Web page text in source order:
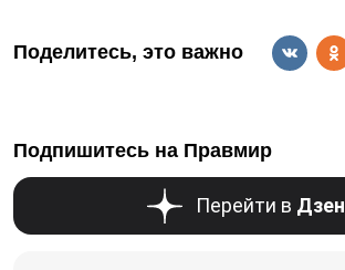
Поделитесь, это важно
Подпишитесь на Правмир
Перейти в Дзен